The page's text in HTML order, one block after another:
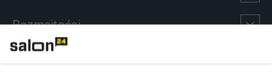
Rozmaitości